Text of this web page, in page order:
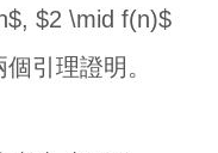
$2 \mid f(n)$
引理證明。